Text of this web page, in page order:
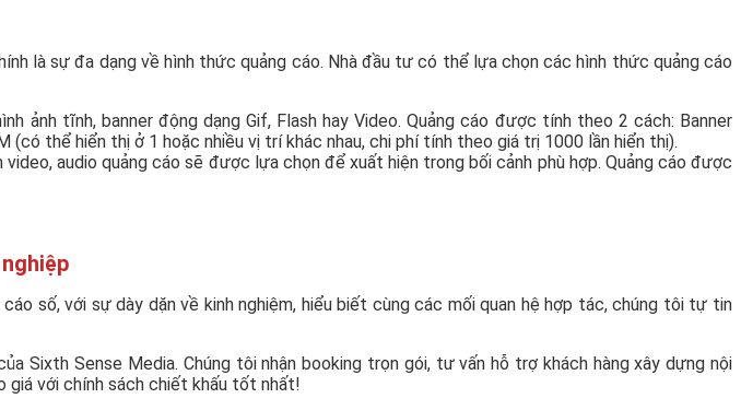
là sự đa dạng về hình thức quảng cáo. Nhà đầu tư có thể lựa chọn các hình thức quảng cáo
ảnh tĩnh, banner động dạng Gif, Flash hay Video. Quảng cáo được tính theo 2 cách: Banner
thể hiển thị ở 1 hoặc nhiều vị trí khác nhau, chi phí tính theo giá trị 1000 lần hiển thị).
audio quảng cáo sẽ được lựa chọn để xuất hiện trong bối cảnh phù hợp. Quảng cáo được
số, với sự dày dặn về kinh nghiệm, hiểu biết cùng các mối quan hệ hợp tác, chúng tôi tự tin
Sixth Sense Media. Chúng tôi nhận booking trọn gói, tư vấn hỗ trợ khách hàng xây dựng nội
giá với chính sách chiết khấu tốt nhất!